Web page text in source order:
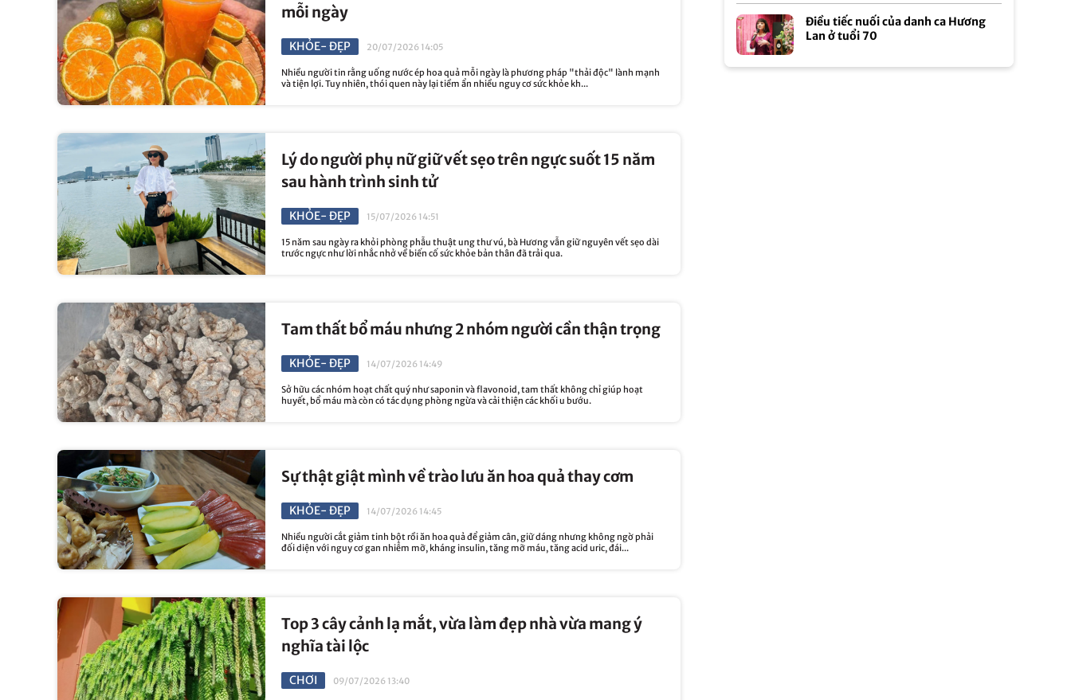
mỗi ngày
KHỎE- ĐẸP 20/07/2026 14:05
Nhiều người tin rằng uống nước ép hoa quả mỗi ngày là phương pháp "thải độc" lành mạnh
và tiện lợi. Tuy nhiên, thói quen này lại tiềm ẩn nhiều nguy cơ sức khỏe kh...
Lý do người phụ nữ giữ vết sẹo trên ngực suốt 15 năm
sau hành trình sinh tử
KHỎE- ĐẸP 15/07/2026 14:51
15 năm sau ngày ra khỏi phòng phẫu thuật ung thư vú, bà Hương vẫn giữ nguyên vết sẹo dài
trước ngực như lời nhắc nhở về biến cố sức khỏe bản thân đã trải qua.
Tam thất bổ máu nhưng 2 nhóm người cần thận trọng
KHỎE- ĐẸP 14/07/2026 14:49
Sở hữu các nhóm hoạt chất quý như saponin và flavonoid, tam thất không chỉ giúp hoạt
huyết, bổ máu mà còn có tác dụng phòng ngừa và cải thiện các khối u bướu.
Sự thật giật mình về trào lưu ăn hoa quả thay cơm
KHỎE- ĐẸP 14/07/2026 14:45
Nhiều người cắt giảm tinh bột rồi ăn hoa quả để giảm cân, giữ dáng nhưng không ngờ phải
đối diện với nguy cơ gan nhiễm mỡ, kháng insulin, tăng mỡ máu, tăng acid uric, đái...
Top 3 cây cảnh lạ mắt, vừa làm đẹp nhà vừa mang ý
nghĩa tài lộc
CHƠI 09/07/2026 13:40
Điều tiếc nuối của danh ca Hương
Lan ở tuổi 70